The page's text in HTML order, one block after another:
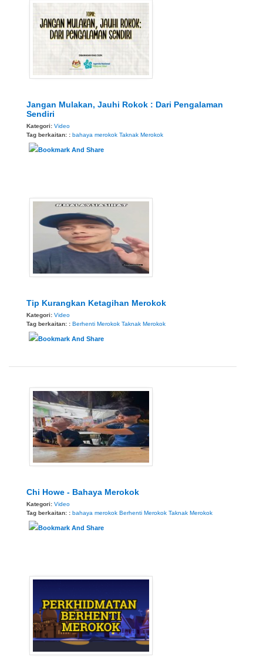
Jangan Mulakan, Jauhi Rokok : Dari Pengalaman
Sendiri
Kategori: Video
Tag berkaitan: : bahaya merokok Taknak Merokok
Tip Kurangkan Ketagihan Merokok
Kategori: Video
Tag berkaitan: : Berhenti Merokok Taknak Merokok
Chi Howe - Bahaya Merokok
Kategori: Video
Tag berkaitan: : bahaya merokok Berhenti Merokok Taknak Merokok